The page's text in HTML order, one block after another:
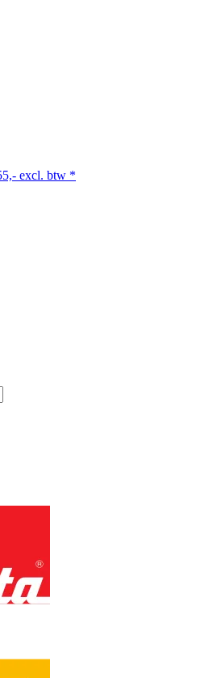
excl. btw *